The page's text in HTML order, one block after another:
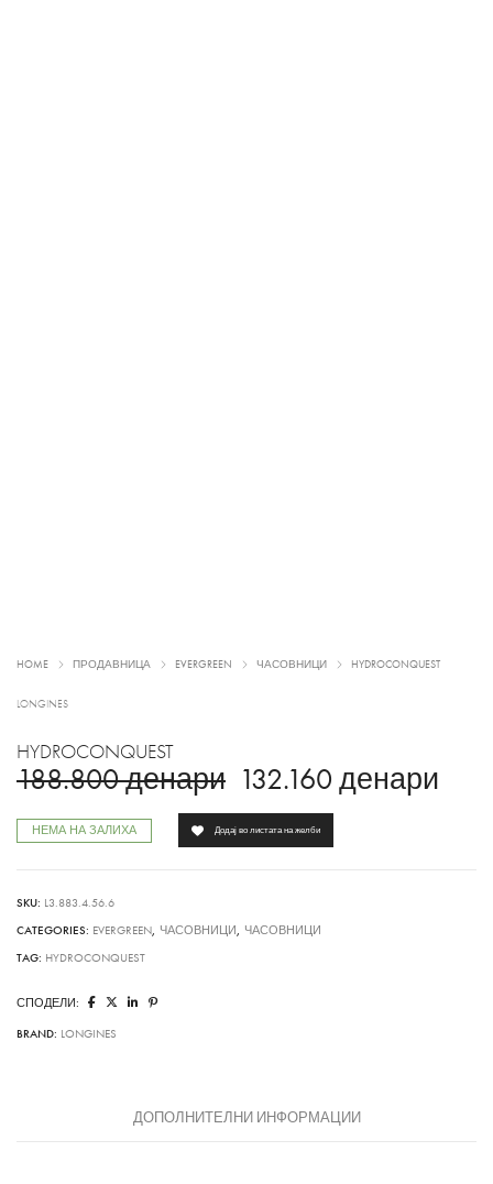
HOME ПРОДАВНИЦА EVERGREEN ЧАСОВНИЦИ HYDROCONQUEST
LONGINES
HYDROCONQUEST
188.800денари 132.160 денари
НЕМА НА ЗАЛИХА Додај во листата на желби
SKU: L3.883.4.56.6
CATEGORIES: EVERGREEN, ЧАСОВНИЦИ, ЧАСОВНИЦИ
TAG: HYDROCONQUEST
СПОДЕЛИ:
BRAND: LONGINES
ДОПОЛНИТЕЛНИ ИНФОРМАЦИИ